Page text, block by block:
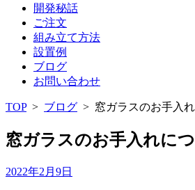
開発秘話
ご注文
組み立て方法
設置例
ブログ
お問い合わせ
TOP> ブログ > 窓ガラスのお手入れ
窓ガラスのお手入れにつ
2022年2月9日